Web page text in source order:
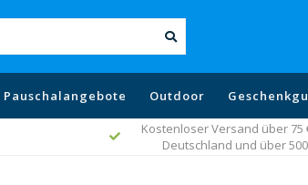
Pauschalangebote Outdoor
Kostenloser Versand über 75
Deutschland und über